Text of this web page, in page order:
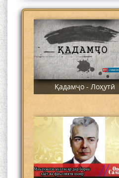
Қадамҷо - Лоҳутӣ